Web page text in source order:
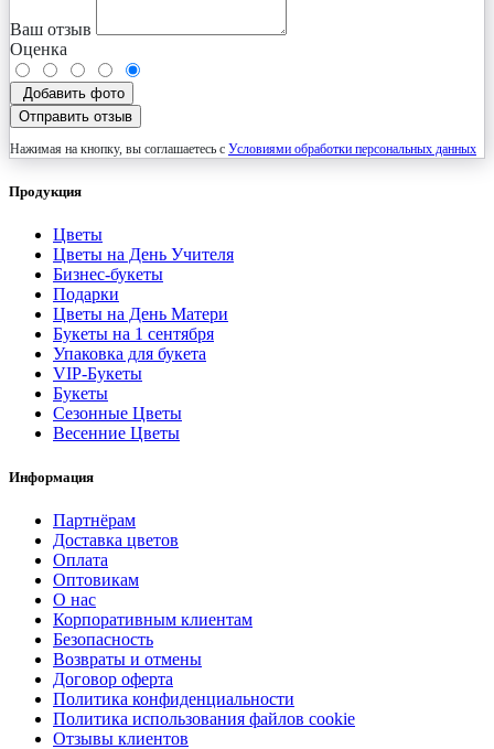
Ваш отзыв
Оценка
Добавить фото
Отправить отзыв
Нажимая на кнопку, вы соглашаетесь с Условиями обработки персональных данных
Продукция
Цветы
Цветы на День Учителя
Бизнес-букеты
Подарки
Цветы на День Матери
Букеты на 1 сентября
Упаковка для букета
VIP-Букеты
Букеты
Сезонные Цветы
Весенние Цветы
Информация
Партнёрам
Доставка цветов
Оплата
Оптовикам
О нас
Корпоративным клиентам
Безопасность
Возвраты и отмены
Договор оферта
Политика конфиденциальности
Политика использования файлов cookie
Отзывы клиентов